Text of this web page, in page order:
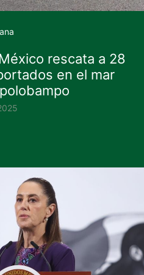
rescata a 28
en el mar